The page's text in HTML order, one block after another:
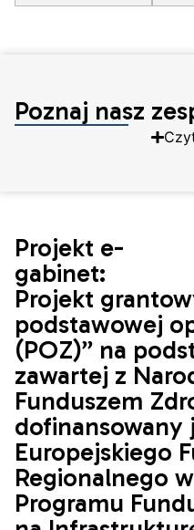
Poznaj nasz
Projekt e-
gabinet:
Projekt
podstawowej
(POZ)” na
zawartej z
Funduszem
dofinansowany
Europejskiego
Regionalnego
Programu